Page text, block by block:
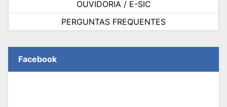
OUVIDORIA / E-SIC
PERGUNTAS FREQUENTES
Facebook